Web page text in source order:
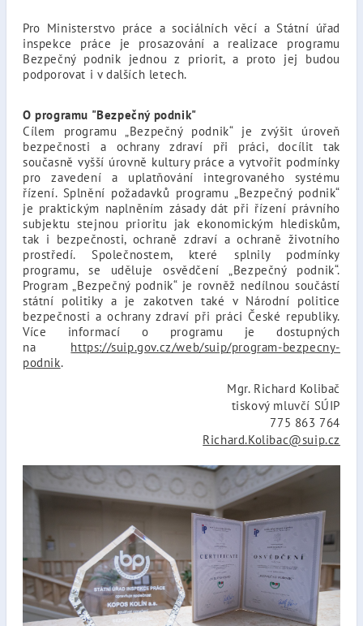
Pro Ministerstvo práce a sociálních věcí a Státní úřad
inspekce práce je prosazování a realizace programu
Bezpečný podnik jednou z priorit, a proto jej budou
podporovat i v dalších letech.
O programu "Bezpečný podnik"
Cílem programu „Bezpečný podnik“ je zvýšit úroveň
bezpečnosti a ochrany zdraví při práci, docílit tak
současně vyšší úrovně kultury práce a vytvořit podmínky
pro zavedení a uplatňování integrovaného systému
řízení. Splnění požadavků programu „Bezpečný podnik“
je praktickým naplněním zásady dát při řízení právního
subjektu stejnou prioritu jak ekonomickým hlediskům,
tak i bezpečnosti, ochraně zdraví a ochraně životního
prostředí. Společnostem, které splnily podmínky
programu, se uděluje osvědčení „Bezpečný podnik“.
Program „Bezpečný podnik“ je rovněž nedílnou součástí
státní politiky a je zakotven také v Národní politice
bezpečnosti a ochrany zdraví při práci České republiky.
Více informací o programu je dostupných
na https://suip.gov.cz/web/suip/program-bezpecny-
podnik.
Mgr. Richard Kolibač
tiskový mluvčí SÚIP
775 863 764
Richard.Kolibac@suip.cz